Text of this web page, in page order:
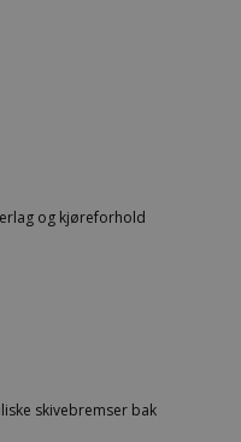
og kjøreforhold
skivebremser bak